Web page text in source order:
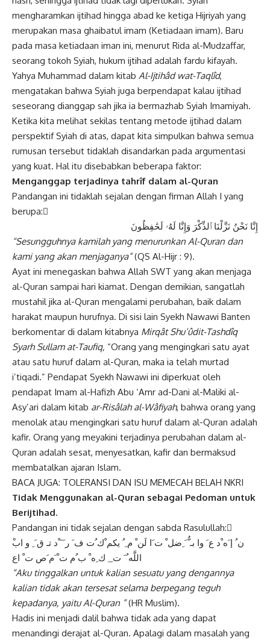
mengharamkan ijtihad hingga abad ke ketiga Hijriyah yang
merupakan masa ghaibatul imam (Ketiadaan imam). Baru
pada masa ketiadaan iman ini, menurut Rida al-Mudzaffar,
seorang tokoh Syiah, hukum ijtihad adalah fardu kifayah.
Yahya Muhammad dalam kitab Al-Ijtihâd wat-Taqlîd,
mengatakan bahwa Syiah juga berpendapat kalau ijtihad
seseorang dianggap sah jika ia bermazhab Syiah Imamiyah.
Ketika kita melihat sekilas tentang metode ijtihad dalam
perspektif Syiah di atas, dapat kita simpulkan bahwa semua
rumusan tersebut tidaklah disandarkan pada argumentasi
yang kuat. Hal itu disebabkan beberapa faktor:
Menganggap terjadinya tahrîf dalam al-Quran
Pandangan ini tidaklah sejalan dengan firman Allah I yang
berupa: ْ
إِنَّا نَحْنُ نَزَّلْنَا ٱلذِّكْرَ وَإِنَّا لَهُۥ لَحَٰفِظُونَ
“Sesungguhnya kamilah yang menurunkan Al-Quran dan
kami yang akan menjaganya”(QS Al-Hijr : 9).
Ayat ini menegaskan bahwa Allah SWT yang akan menjaga
al-Quran sampai hari kiamat. Dengan demikian, sangatlah
mustahil jika al-Quran mengalami perubahan, baik dalam
harakat maupun hurufnya. Di sisi lain Syekh Nawawi Banten
berkomentar di dalam kitabnya Mirqât Shu’ûdit-Tashdîq
Syarh Sullam at-Taufiq, “Orang yang mengingkari satu ayat
atau satu huruf dalam al-Quran, maka ia telah murtad
i’tiqadi.” Pendapat Syekh Nawawi ini diperkuat oleh
pendapat Imam al-Hafizh Abu ‘Amr ad-Dani al-Maliki al-
Asy’ari dalam kitab ar-Risâlah al-Wâfiyah, bahwa orang yang
menolak atau mengingkari satu huruf dalam al-Quran adalah
kafir. Orang yang meyakini terjadinya perubahan dalam al-
Quran adalah sesat, menyesatkan, kafir dan bermaksud
membatalkan ajaran Islam.
BACA JUGA: TOLERANSI DAN ISU MEMECAH BELAH NKRI
Tidak Menggunakan al-Quran sebagai Pedoman untuk
Berijtihad.
Pandangan ini tidak sejalan dengan sabda Rasulullah: ِ
اللَّه ُ َ ت ِ ِ ك ِه ْ ب ُم ت ْ َم َص ت ْ اع
“Aku tinggalkan untuk kalian sesuatu yang dengannya
kalian tidak akan tersesat selama berpegang teguh
kepadanya, yaitu Al-Quran ”(HR Muslim).
Hadis ini menjadi dalil bahwa tidak ada yang dapat
menandingi derajat al-Quran. Apalagi dalam masalah yang